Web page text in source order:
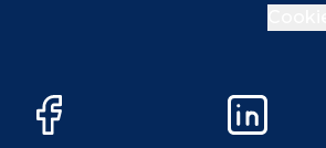
Facebook LinkedIn